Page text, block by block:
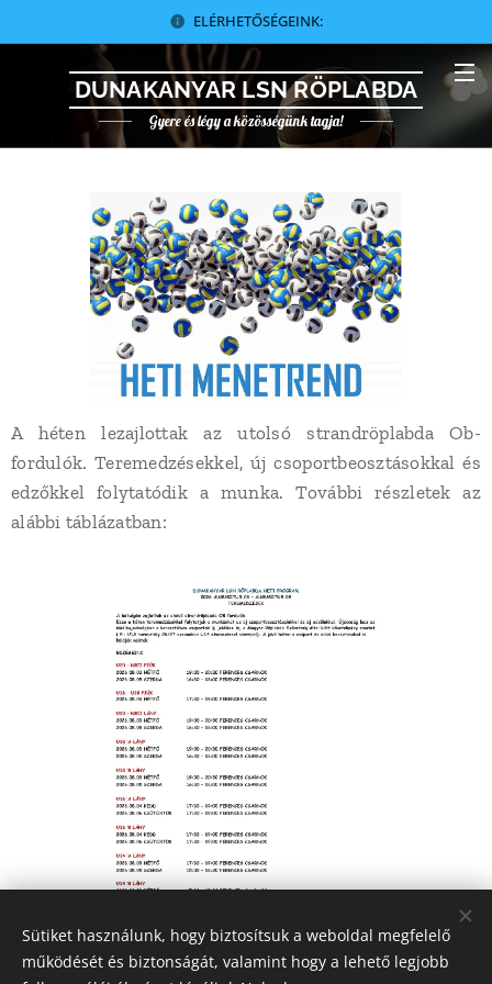
ELÉRHETŐSÉGEINK:
DUNAKANYAR LSN RÖPLABDA
Gyere és légy a közösségünk tagja!
A héten lezajlottak az utolsó strandröplabda Ob-
fordulók. Teremedzésekkel, új csoportbeosztásokkal és
edzőkkel folytatódik a munka. További részletek az
alábbi táblázatban:
Sütiket használunk, hogy biztosítsuk a weboldal megfelelő
működését és biztonságát, valamint hogy a lehető legjobb